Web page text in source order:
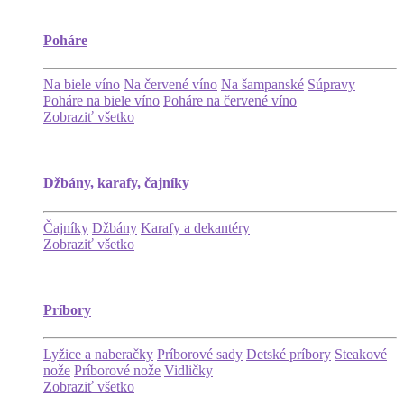
Poháre
Na biele víno Na červené víno Na šampanské Súpravy
Poháre na biele víno Poháre na červené víno
Zobraziť všetko
Džbány, karafy, čajníky
Čajníky Džbány Karafy a dekantéry
Zobraziť všetko
Príbory
Lyžice a naberačky Príborové sady Detské príbory Steakové
nože Príborové nože Vidličky
Zobraziť všetko